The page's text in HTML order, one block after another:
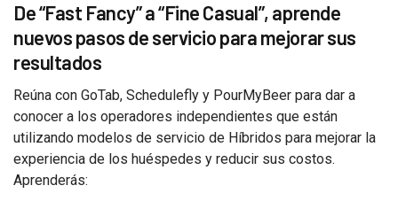
De “Fast Fancy” a “Fine Casual”, aprende
nuevos pasos de servicio para mejorar sus
resultados
Reúna con GoTab, Schedulefly y PourMyBeer para dar a
conocer a los operadores independientes que están
utilizando modelos de servicio de Híbridos para mejorar la
experiencia de los huéspedes y reducir sus costos.
Aprenderás: